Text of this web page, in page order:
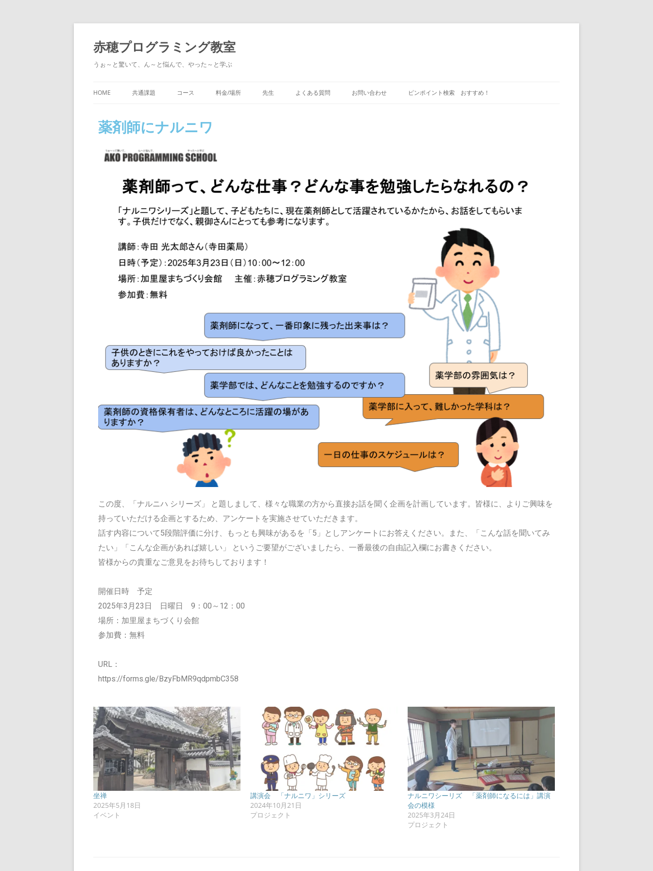
赤穂プログラミング教室
うぉ～と驚いて、ん～と悩んで、やった～と学ぶ
HOME 共通課題
あそび
過去のレッスン
コース
ポケットワールド （マイクラコー
ITパスポート試験 対策コース
レゴとジュニアコース
ジュニアコース
チャート式おすすめコース
コースの時間 （2026/2/10）
料金/場所 先生 よくある質問 お問い合わせ ピンポイント検索 おすすめ！
薬剤師にナルニワ
この度、「ナルニハ シリーズ」 と題しまして、様々な職業の方から直接お話を聞く企画を計画しています。皆様に、よりご興味を
持っていただける企画とするため、アンケートを実施させていただきます。
話す内容について5段階評価に分け、もっとも興味があるを「5」としアンケートにお答えください。また、「こんな話を聞いてみ
たい」「こんな企画があれば嬉しい」 というご要望がございましたら、一番最後の自由記入欄にお書きください。
皆様からの貴重なご意見をお待ちしております！
開催日時 予定
2025年3月23日 日曜日 9：00～12：00
場所：加里屋まちづくり会館
参加費：無料
URL：
https://forms.gle/BzyFbMR9qdpmbC358
坐禅
2025年5月18日
イベント
講演会 「ナルニワ」シリーズ
2024年10月21日
プロジェクト
ナルニワシーリズ 「薬剤師になるには」講演
会の模様
2025年3月24日
プロジェクト